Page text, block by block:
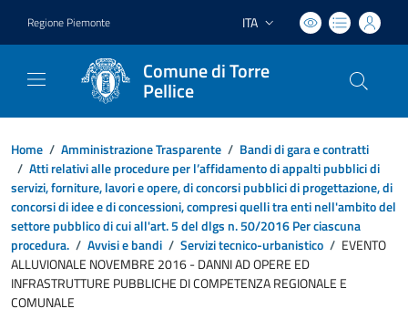
Regione Piemonte Lingua attiva:
ITA
Comune di Torre
Pellice
Home / Amministrazione Trasparente / Bandi di gara e contratti
/ Atti relativi alle procedure per l’affidamento di appalti pubblici di
servizi, forniture, lavori e opere, di concorsi pubblici di progettazione, di
concorsi di idee e di concessioni, compresi quelli tra enti nell'ambito del
settore pubblico di cui all'art. 5 del dlgs n. 50/2016 Per ciascuna
procedura. / Avvisi e bandi / Servizi tecnico-urbanistico / EVENTO
ALLUVIONALE NOVEMBRE 2016 - DANNI AD OPERE ED
INFRASTRUTTURE PUBBLICHE DI COMPETENZA REGIONALE E
COMUNALE